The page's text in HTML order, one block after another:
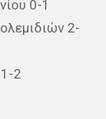
0-1
2-
2